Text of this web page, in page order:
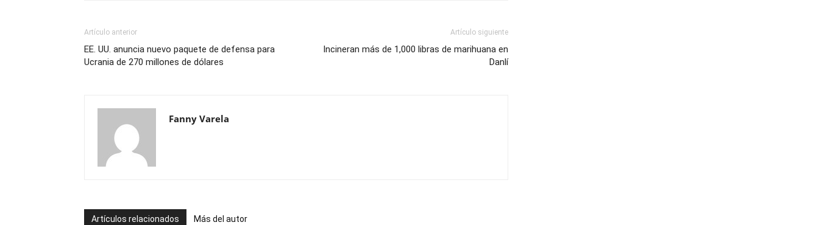
Artículo anterior
EE. UU. anuncia nuevo paquete de defensa para
Ucrania de 270 millones de dólares
Artículo siguiente
Incineran más de 1,000 libras de marihuana en
Danlí
Fanny Varela
Artículos relacionados Más del autor